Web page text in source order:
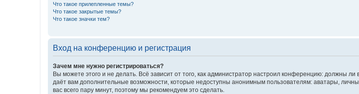
Что такое прилепленные темы?
Что такое закрытые темы?
Что такое значки тем?
Вход на конференцию и регистрация
Зачем мне нужно регистрироваться?
Вы можете этого и не делать. Всё зависит от того, как администратор настроил конференцию: должны
даёт вам дополнительные возможности, которые недоступны анонимным пользователям: аватары,
вас всего пару минут, поэтому мы рекомендуем это сделать.